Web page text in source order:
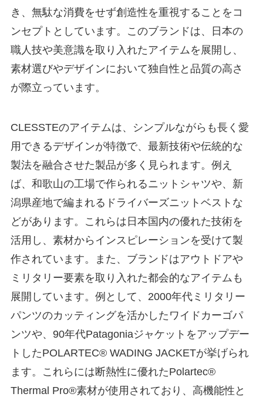
き、無駄な消費をせず創造性を重視することをコ
ンセプトとしています。このブランドは、日本の
職人技や美意識を取り入れたアイテムを展開し、
素材選びやデザインにおいて独自性と品質の高さ
が際立っています。
CLESSTEのアイテムは、シンプルながらも長く愛
用できるデザインが特徴で、最新技術や伝統的な
製法を融合させた製品が多く見られます。例え
ば、和歌山の工場で作られるニットシャツや、新
潟県産地で編まれるドライバーズニットベストな
どがあります。これらは日本国内の優れた技術を
活用し、素材からインスピレーションを受けて製
作されています。また、ブランドはアウトドアや
ミリタリー要素を取り入れた都会的なアイテムも
展開しています。例として、2000年代ミリタリー
パンツのカッティングを活かしたワイドカーゴパ
ンツや、90年代Patagoniaジャケットをアップデー
トしたPOLARTEC® WADING JACKETが挙げられ
ます。これらには断熱性に優れたPolartec®
Thermal Pro®素材が使用されており、高機能性と